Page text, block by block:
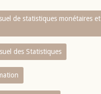
de statistiques monétaires et
des Statistiques